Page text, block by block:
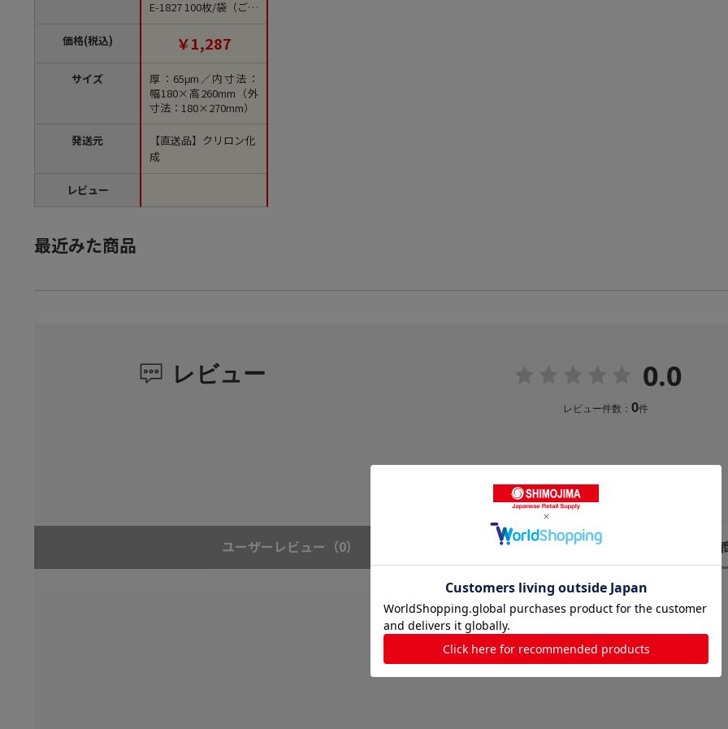
価格(税込)
サイズ
発送元
レビュー
E-1827 100枚/袋（ご注
文単位20袋）【直送
￥1,287
厚：65μm／内寸法：
幅180×高260mm（外
寸法：180×270mm）
【直送品】クリロン化
成
最近みた商品
レビュー 0.0
レビュー件数： 0件
ユーザーレビュー （0）